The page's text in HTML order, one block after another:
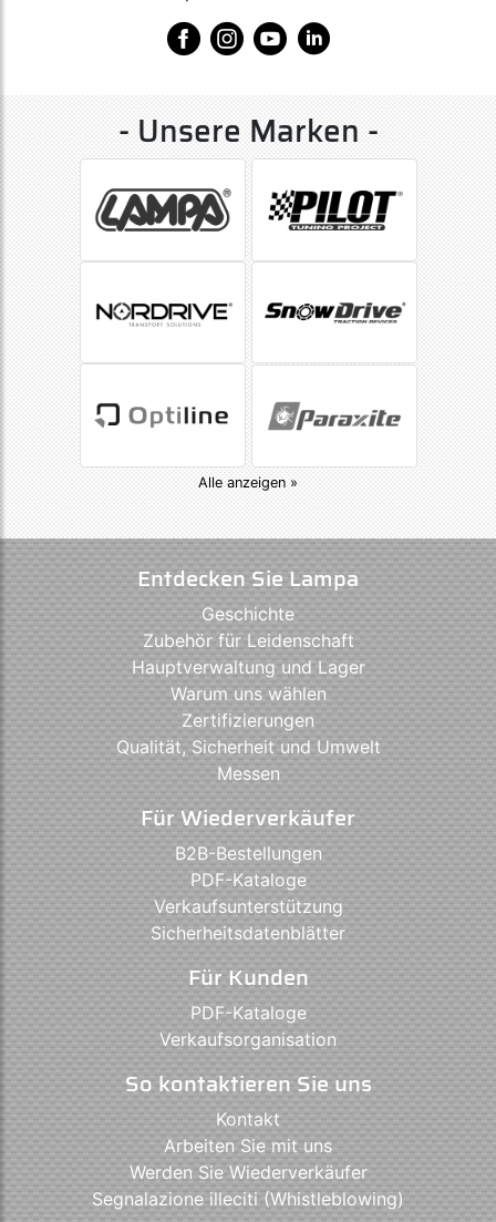
- Unsere Marken -
Alle anzeigen »
Entdecken Sie Lampa
Geschichte
Zubehör für Leidenschaft
Hauptverwaltung und Lager
Warum uns wählen
Zertifizierungen
Qualität, Sicherheit und Umwelt
Messen
Für Wiederverkäufer
B2B-Bestellungen
PDF-Kataloge
Verkaufsunterstützung
Sicherheitsdatenblätter
Für Kunden
PDF-Kataloge
Verkaufsorganisation
So kontaktieren Sie uns
Kontakt
Arbeiten Sie mit uns
Werden Sie Wiederverkäufer
Segnalazione illeciti (Whistleblowing)